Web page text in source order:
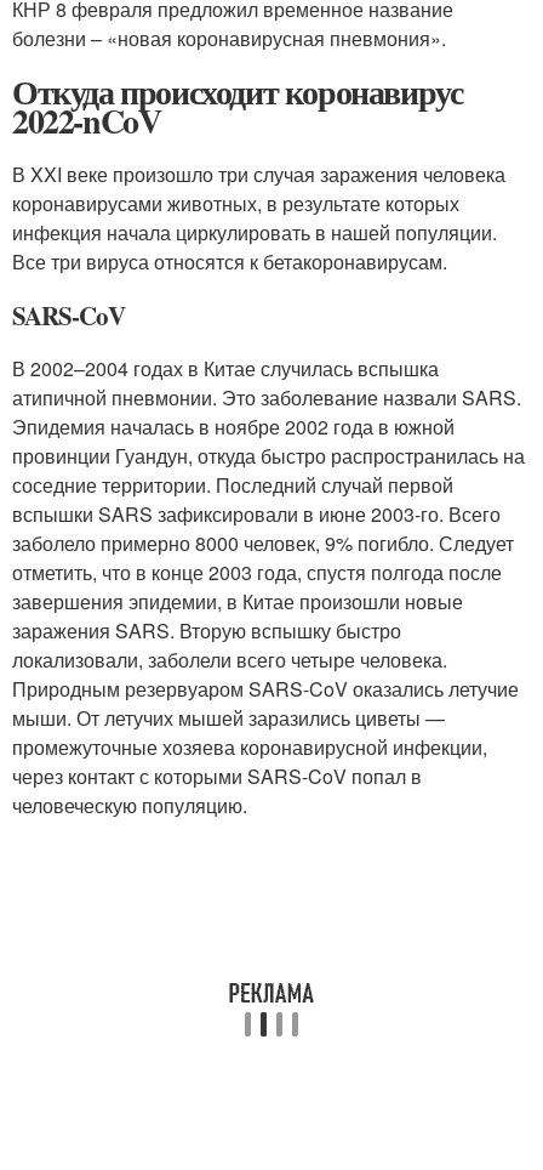
КНР 8 февраля предложил временное название
болезни – «новая коронавирусная пневмония».
Откуда происходит коронавирус
2022-nCoV
В XXI веке произошло три случая заражения человека
коронавирусами животных, в результате которых
инфекция начала циркулировать в нашей популяции.
Все три вируса относятся к бетакоронавирусам.
SARS-CoV
В 2002–2004 годах в Китае случилась вспышка
атипичной пневмонии. Это заболевание назвали SARS.
Эпидемия началась в ноябре 2002 года в южной
провинции Гуандун, откуда быстро распространилась на
соседние территории. Последний случай первой
вспышки SARS зафиксировали в июне 2003-го. Всего
заболело примерно 8000 человек, 9% погибло. Следует
отметить, что в конце 2003 года, спустя полгода после
завершения эпидемии, в Китае произошли новые
заражения SARS. Вторую вспышку быстро
локализовали, заболели всего четыре человека.
Природным резервуаром SARS-CoV оказались летучие
мыши. От летучих мышей заразились циветы —
промежуточные хозяева коронавирусной инфекции,
через контакт с которыми SARS-CoV попал в
человеческую популяцию.